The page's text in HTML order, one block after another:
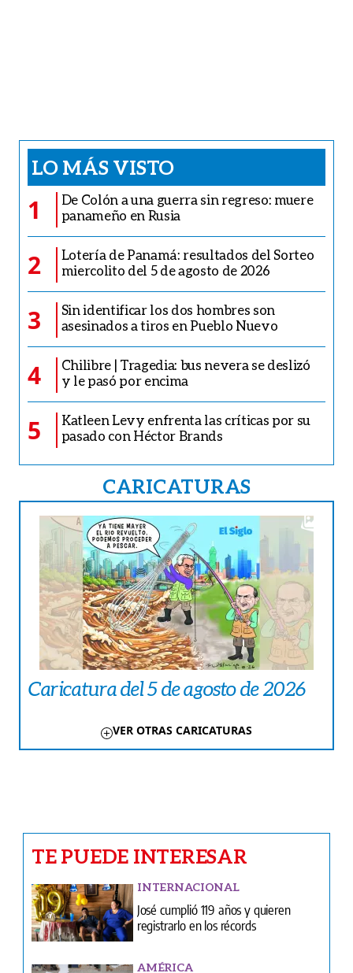
Caricatura del 5 de agosto de 2026
VER OTRAS CARICATURAS
TE PUEDE INTERESAR
José cumplió 119 años y quieren
registrarlo en los récords
AMÉRICA
Buscan reparar 4.000 viviendas
CARICATURAS
Caricatura del 5 de agosto de 2026
CURIOSIDADES
Coloca una moneda en tu zapato
antes de salir
FARÁNDULA
Exposición de caricaturas sobre Donald
Trump
NACIONALES
Ventas
Terminos y condiciones
¿Quiénes somos?
Suplementos